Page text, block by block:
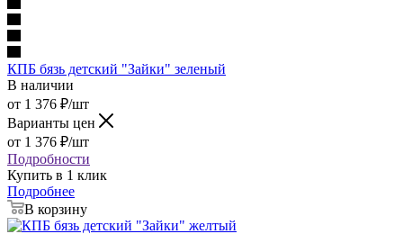
КПБ бязь детский "Зайки" зеленый
В наличии
от 1 376 ₽/шт
Варианты цен
от 1 376 ₽/шт
Подробности
Купить в 1 клик
Подробнее
В корзину